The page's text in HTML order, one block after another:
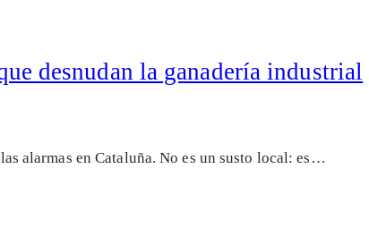
desnudan la ganadería industrial
alarmas en Cataluña. No es un susto local: es…